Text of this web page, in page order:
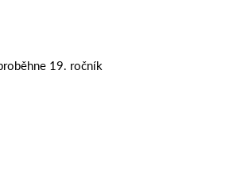
19. ročník